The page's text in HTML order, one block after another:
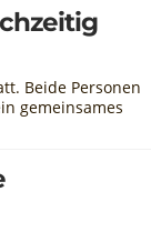
Beide Personen
gemeinsames